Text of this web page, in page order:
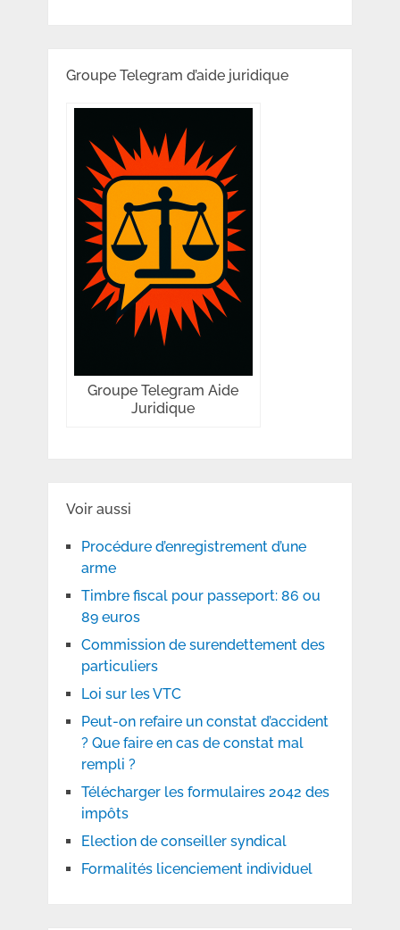
Groupe Telegram d’aide juridique
Groupe Telegram Aide
Juridique
Voir aussi
Procédure d’enregistrement d’une
arme
Timbre fiscal pour passeport: 86 ou
89 euros
Commission de surendettement des
particuliers
Loi sur les VTC
Peut-on refaire un constat d’accident
? Que faire en cas de constat mal
rempli ?
Télécharger les formulaires 2042 des
impôts
Election de conseiller syndical
Formalités licenciement individuel